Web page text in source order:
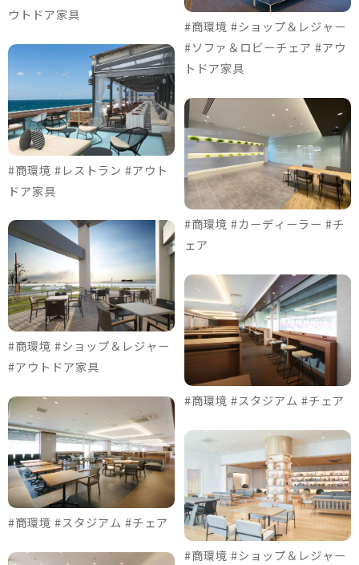
ウトドア家具
#商環境 #レストラン #アウト
ドア家具
#商環境 #ショップ＆レジャー
#アウトドア家具
#商環境 #スタジアム #チェア
#商環境 #ショップ＆レジャー
#ソファ＆ロビーチェア #アウ
トドア家具
#商環境 #カーディーラー #チ
ェア
#商環境 #スタジアム #チェア
#商環境 #ショップ＆レジャー